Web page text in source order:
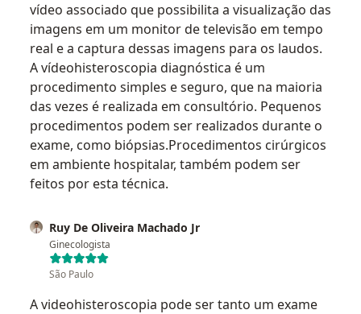
vídeo associado que possibilita a visualização das
imagens em um monitor de televisão em tempo
real e a captura dessas imagens para os laudos.
A vídeohisteroscopia diagnóstica é um
procedimento simples e seguro, que na maioria
das vezes é realizada em consultório. Pequenos
procedimentos podem ser realizados durante o
exame, como biópsias.Procedimentos cirúrgicos
em ambiente hospitalar, também podem ser
feitos por esta técnica.
Ruy De Oliveira Machado Jr
Ginecologista
São Paulo
A videohisteroscopia pode ser tanto um exame